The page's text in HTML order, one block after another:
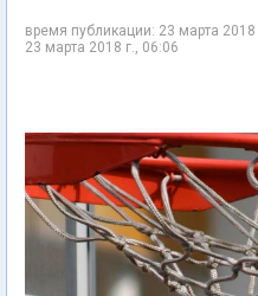
время публикации: 23 марта
23 марта 2018 г., 06:06